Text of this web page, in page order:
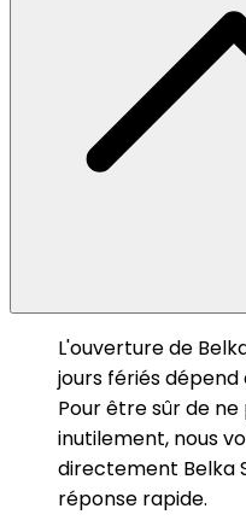
L'ouverture de
jours fériés
Pour être sûr de
inutilement, nous
directement Belka
réponse rapide.